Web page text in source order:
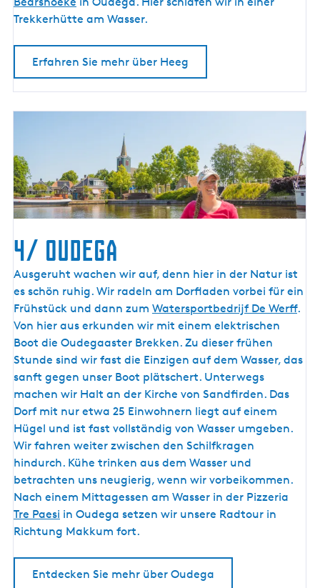
Trekkerhütte am Wasser.
Erfahren Sie mehr über Heeg
4/ Oudega
4
/
O
u
d
e
g
a
Ausgeruht wachen wir auf, denn hier in der Natur ist
es schön ruhig. Wir radeln am Dorfladen vorbei für ein
Frühstück und dann zum Watersportbedrijf De Werff.
Von hier aus erkunden wir mit einem elektrischen
Boot die Oudegaaster Brekken. Zu dieser frühen
Stunde sind wir fast die Einzigen auf dem Wasser, das
sanft gegen unser Boot plätschert. Unterwegs
machen wir Halt an der Kirche von Sandfirden. Das
Dorf mit nur etwa 25 Einwohnern liegt auf einem
Hügel und ist fast vollständig von Wasser umgeben.
Wir fahren weiter zwischen den Schilfkragen
hindurch. Kühe trinken aus dem Wasser und
betrachten uns neugierig, wenn wir vorbeikommen.
Nach einem Mittagessen am Wasser in der Pizzeria
Tre Paesi in Oudega setzen wir unsere Radtour in
Richtung Makkum fort.
Entdecken Sie mehr über Oudega